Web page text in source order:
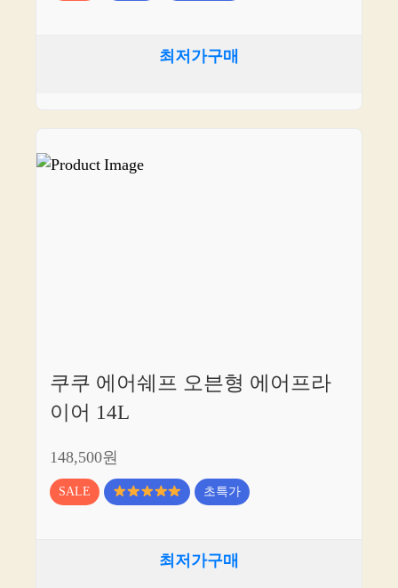
최저가구매
쿠쿠 에어쉐프 오븐형 에어프라
이어 14L
148,500원
SALE 초특가
최저가구매